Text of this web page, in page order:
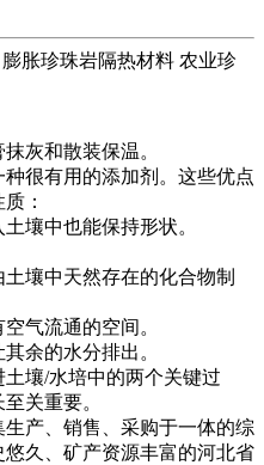
胀珍珠岩隔热材料 农业珍
灰和散装保温。
很有用的添加剂。这些优点
：
壤中也能保持形状。
壤中天然存在的化合物制
气流通的空间。
余的水分排出。
壤/水培中的两个关键过
关重要。
产、销售、采购于一体的综
久、矿产资源丰富的河北省